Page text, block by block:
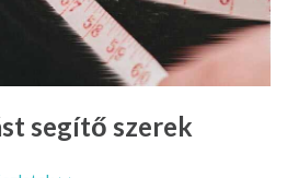
segítő szerek